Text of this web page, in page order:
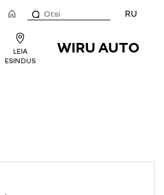
LEIA
ESINDUS
WIRU AUTO
RU